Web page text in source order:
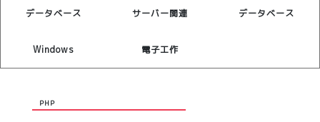
データベース サーバー関連 データベース
Windows 電子工作
PHP